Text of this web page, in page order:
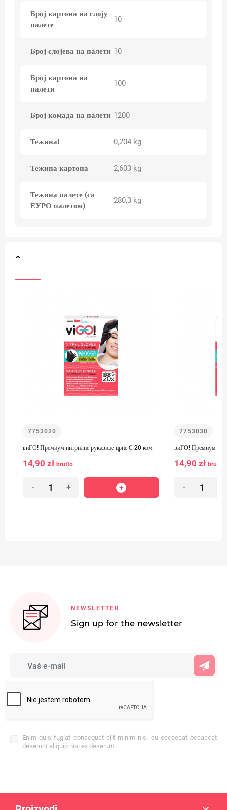
Број картона на слоју
палете
10
Број слојева на палети 10
Број картона на
палети
100
Број комада на палети 1200
Тежинаi 0,204 kg
Тежина картона 2,603 kg
Тежина палете (са
ЕУРО палетом)
280,3 kg
7753020
виГО! Премиум нитрилне рукавице црне С 20 ком
14,90 zł brutto
- +
7753030
виГО! Премиум
14,90 zł brutto
-
NEWSLETTER
Sign up for the newsletter
Enim quis fugiat consequat elit minim nisi eu occaecat occaecat
deserunt aliquip nisi ex deserunt.